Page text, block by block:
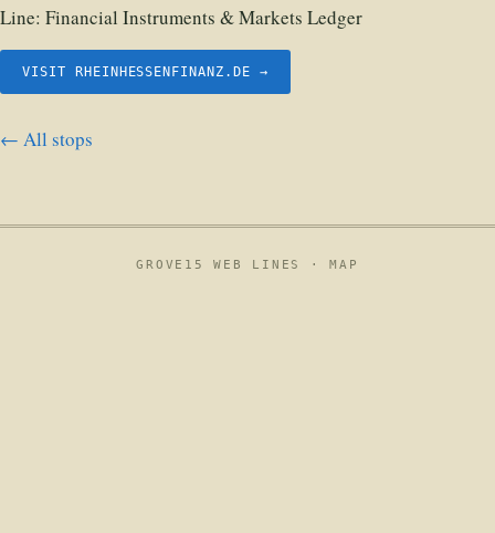
Line: Financial Instruments & Markets Ledger
VISIT RHEINHESSENFINANZ.DE →
← All stops
GROVE15 WEB LINES ·MAP